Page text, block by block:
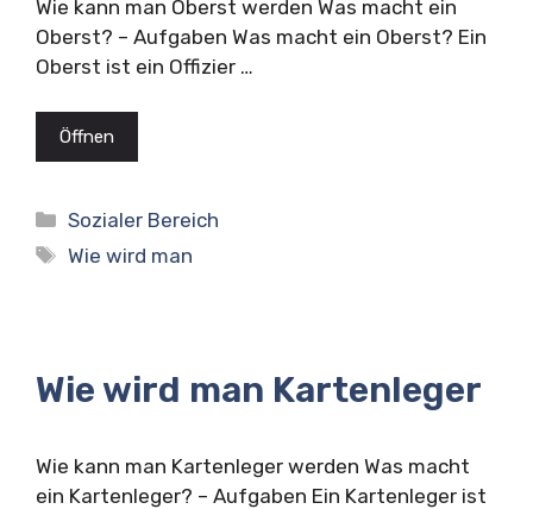
Wie kann man Oberst werden Was macht ein
Oberst? – Aufgaben Was macht ein Oberst? Ein
Oberst ist ein Offizier …
Öffnen
Kategorien
Sozialer Bereich
Schlagwörter
Wie wird man
Wie wird man Kartenleger
Wie kann man Kartenleger werden Was macht
ein Kartenleger? – Aufgaben Ein Kartenleger ist